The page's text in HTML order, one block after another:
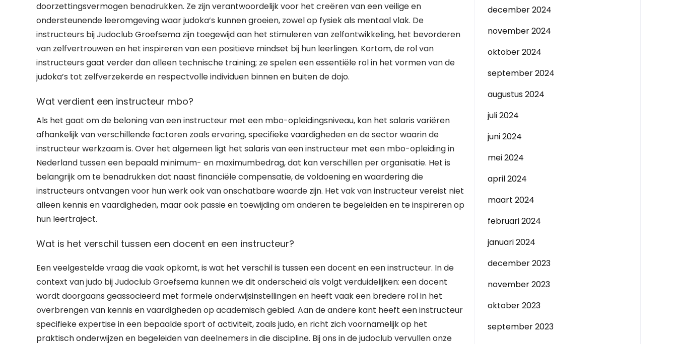
doorzettingsvermogen benadrukken. Ze zijn verantwoordelijk voor het creëren van een veilige en
ondersteunende leeromgeving waar judoka’s kunnen groeien, zowel op fysiek als mentaal vlak. De
instructeurs bij Judoclub Groefsema zijn toegewijd aan het stimuleren van zelfontwikkeling, het bevorderen
van zelfvertrouwen en het inspireren van een positieve mindset bij hun leerlingen. Kortom, de rol van
instructeurs gaat verder dan alleen technische training; ze spelen een essentiële rol in het vormen van de
judoka’s tot zelfverzekerde en respectvolle individuen binnen en buiten de dojo.
Wat verdient een instructeur mbo?
Als het gaat om de beloning van een instructeur met een mbo-opleidingsniveau, kan het salaris variëren
afhankelijk van verschillende factoren zoals ervaring, specifieke vaardigheden en de sector waarin de
instructeur werkzaam is. Over het algemeen ligt het salaris van een instructeur met een mbo-opleiding in
Nederland tussen een bepaald minimum- en maximumbedrag, dat kan verschillen per organisatie. Het is
belangrijk om te benadrukken dat naast financiële compensatie, de voldoening en waardering die
instructeurs ontvangen voor hun werk ook van onschatbare waarde zijn. Het vak van instructeur vereist niet
alleen kennis en vaardigheden, maar ook passie en toewijding om anderen te begeleiden en te inspireren op
hun leertraject.
Wat is het verschil tussen een docent en een instructeur?
Een veelgestelde vraag die vaak opkomt, is wat het verschil is tussen een docent en een instructeur. In de
context van judo bij Judoclub Groefsema kunnen we dit onderscheid als volgt verduidelijken: een docent
wordt doorgaans geassocieerd met formele onderwijsinstellingen en heeft vaak een bredere rol in het
overbrengen van kennis en vaardigheden op academisch gebied. Aan de andere kant heeft een instructeur
specifieke expertise in een bepaalde sport of activiteit, zoals judo, en richt zich voornamelijk op het
praktisch onderwijzen en begeleiden van deelnemers in die discipline. Bij ons in de judoclub vervullen onze
december 2024
november 2024
oktober 2024
september 2024
augustus 2024
juli 2024
juni 2024
mei 2024
april 2024
maart 2024
februari 2024
januari 2024
december 2023
november 2023
oktober 2023
september 2023